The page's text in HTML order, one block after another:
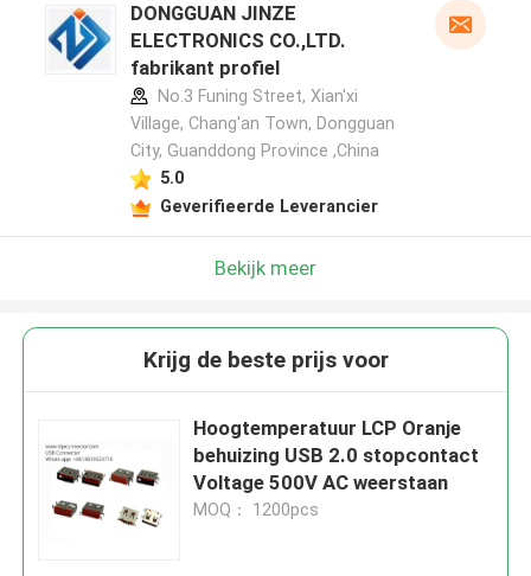
DONGGUAN JINZE
ELECTRONICS CO.,LTD.
fabrikant profiel
No.3 Funing Street, Xian'xi
Village, Chang'an Town, Dongguan
City, Guanddong Province ,China
5.0
Geverifieerde Leverancier
Bekijk meer
Krijg de beste prijs voor
Hoogtemperatuur LCP Oranje
behuizing USB 2.0 stopcontact
Voltage 500V AC weerstaan
MOQ： 1200pcs